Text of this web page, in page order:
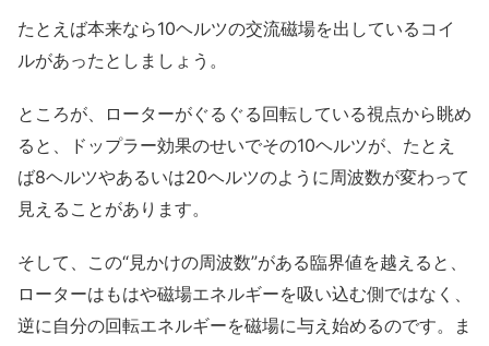
たとえば本来なら10ヘルツの交流磁場を出しているコイ
ルがあったとしましょう。
ところが、ローターがぐるぐる回転している視点から眺め
ると、ドップラー効果のせいでその10ヘルツが、たとえ
ば8ヘルツやあるいは20ヘルツのように周波数が変わって
見えることがあります。
そして、この“見かけの周波数”がある臨界値を越えると、
ローターはもはや磁場エネルギーを吸い込む側ではなく、
逆に自分の回転エネルギーを磁場に与え始めるのです。ま